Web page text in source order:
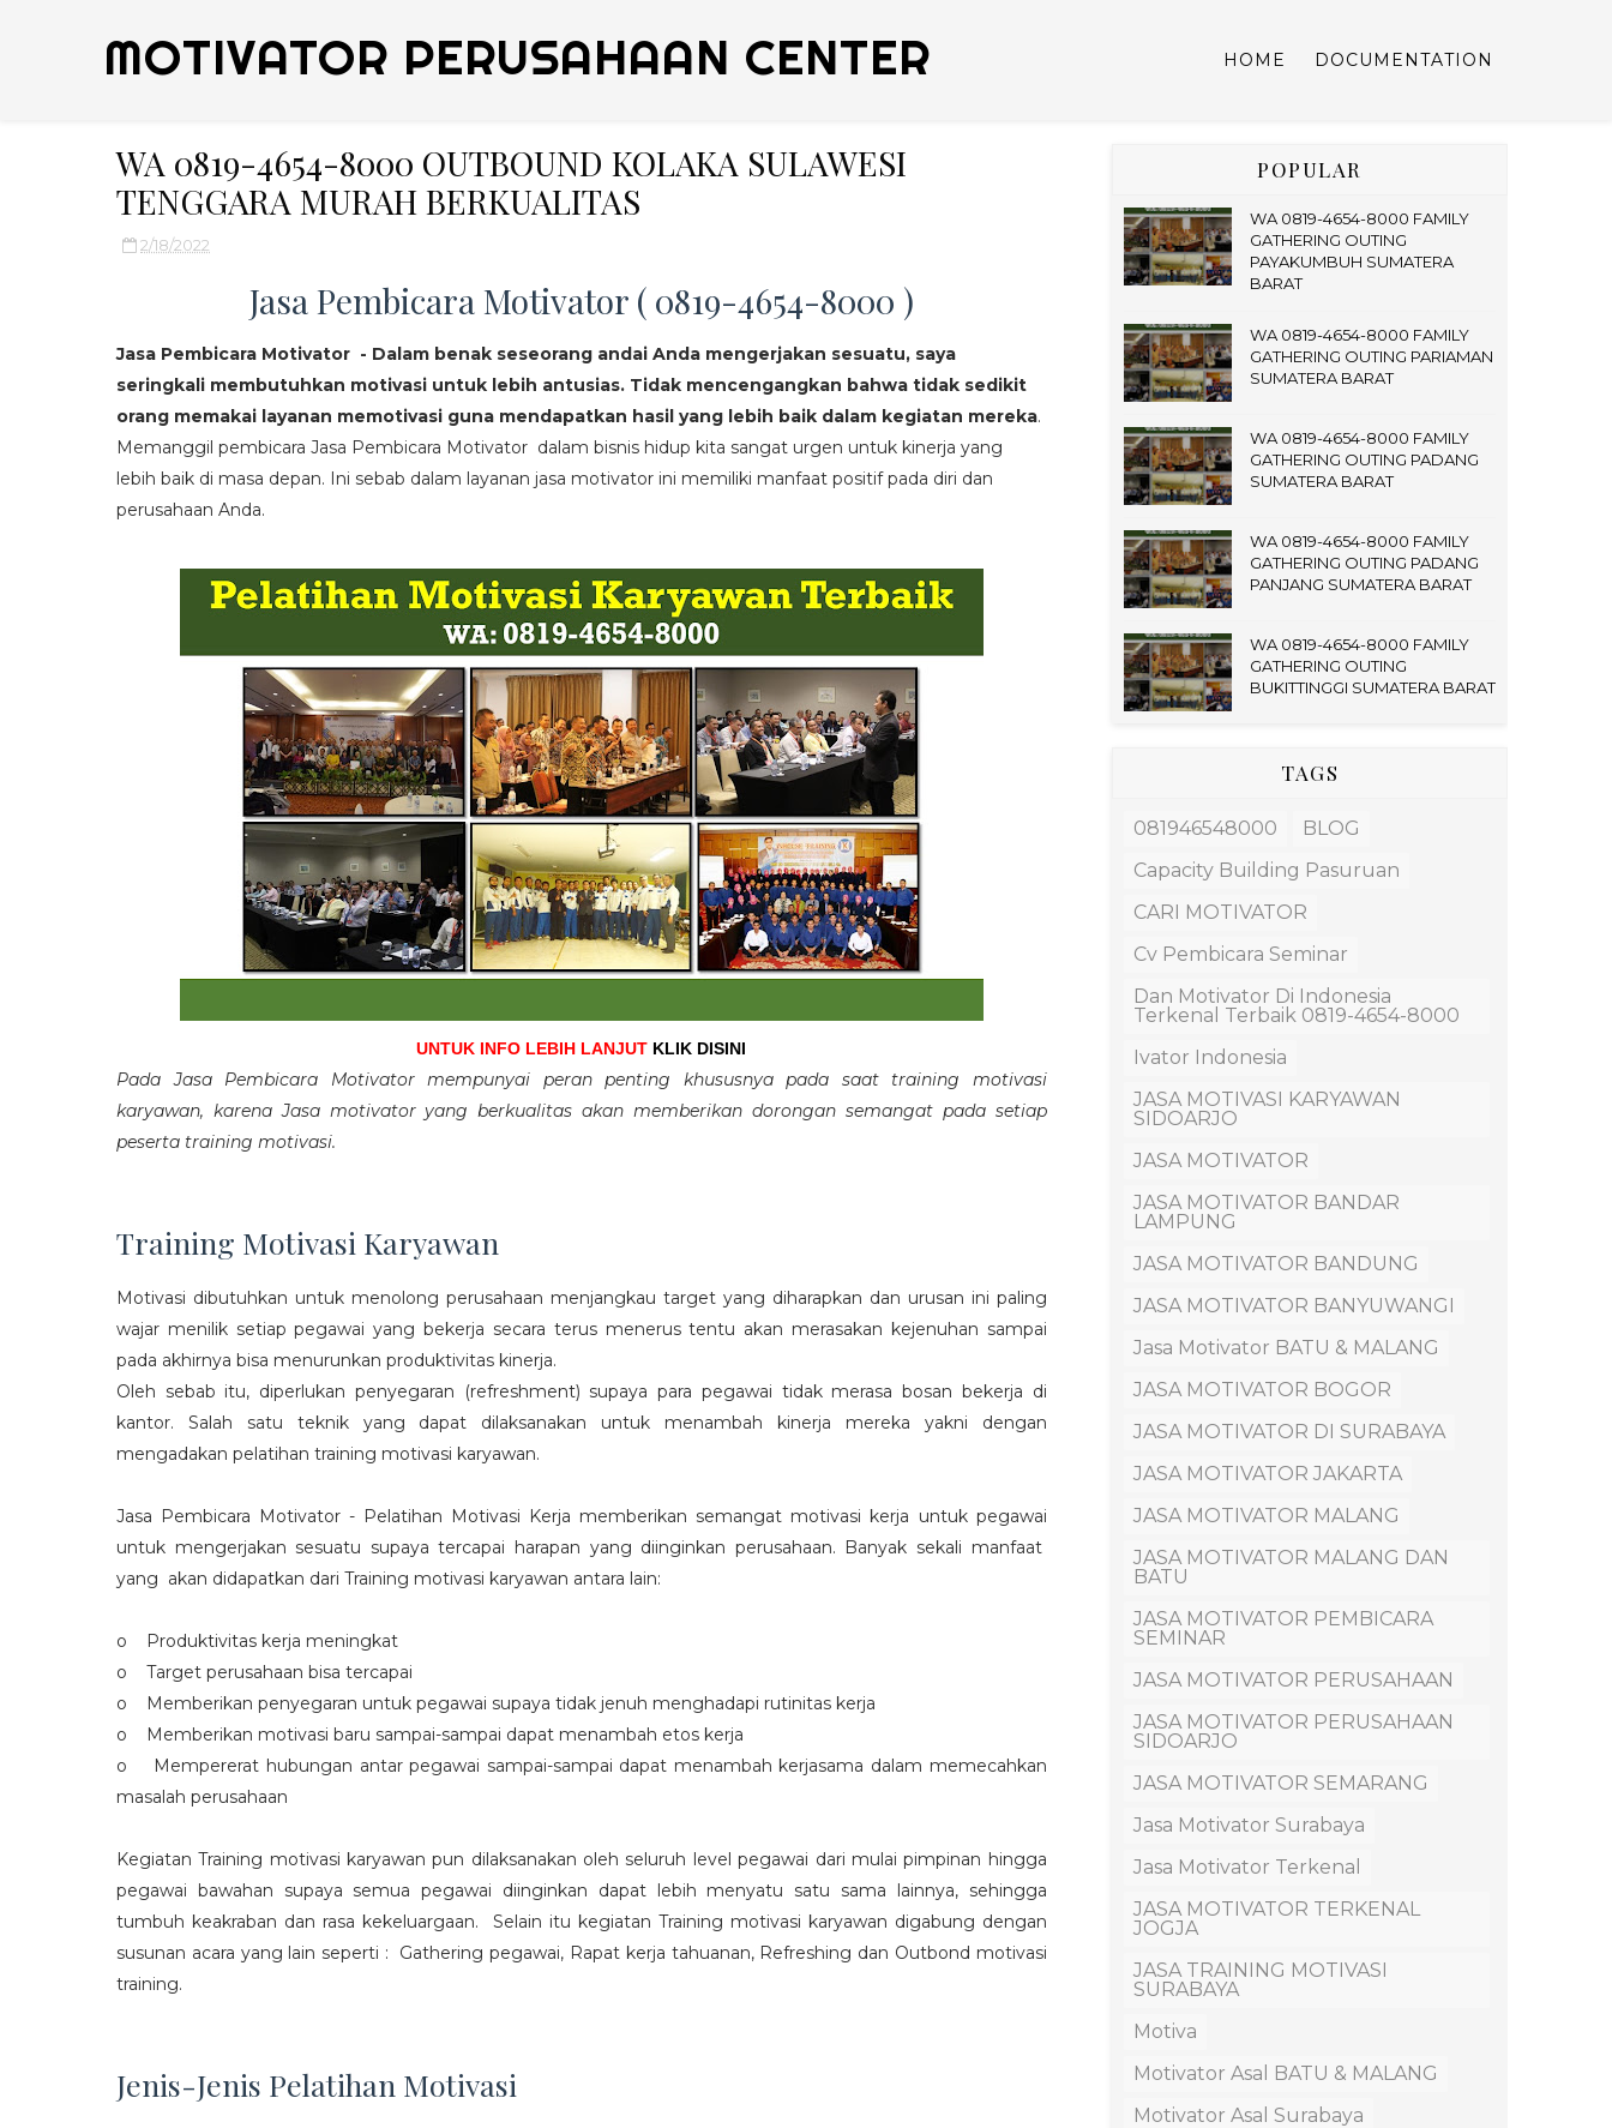
MOTIVATOR PERUSAHAAN CENTER HOME DOCUMENTATION
WA 0819-4654-8000 OUTBOUND KOLAKA SULAWESI
TENGGARA MURAH BERKUALITAS
2/18/2022
Jasa Pembicara Motivator ( 0819-4654-8000 )
Jasa Pembicara Motivator - Dalam benak seseorang andai Anda mengerjakan sesuatu, saya
seringkali membutuhkan motivasi untuk lebih antusias. Tidak mencengangkan bahwa tidak sedikit
orang memakai layanan memotivasi guna mendapatkan hasil yang lebih baik dalam kegiatan mereka.
Memanggil pembicara Jasa Pembicara Motivator dalam bisnis hidup kita sangat urgen untuk kinerja yang
lebih baik di masa depan. Ini sebab dalam layanan jasa motivator ini memiliki manfaat positif pada diri dan
perusahaan Anda.
UNTUK INFO LEBIH LANJUT KLIK DISINI
Pada Jasa Pembicara Motivator mempunyai peran penting khususnya pada saat training motivasi
karyawan, karena Jasa motivator yang berkualitas akan memberikan dorongan semangat pada setiap
peserta training motivasi.
Training Motivasi Karyawan
Motivasi dibutuhkan untuk menolong perusahaan menjangkau target yang diharapkan dan urusan ini paling
wajar menilik setiap pegawai yang bekerja secara terus menerus tentu akan merasakan kejenuhan sampai
pada akhirnya bisa menurunkan produktivitas kinerja.
Oleh sebab itu, diperlukan penyegaran (refreshment) supaya para pegawai tidak merasa bosan bekerja di
kantor. Salah satu teknik yang dapat dilaksanakan untuk menambah kinerja mereka yakni dengan
mengadakan pelatihan training motivasi karyawan.
Jasa Pembicara Motivator - Pelatihan Motivasi Kerja memberikan semangat motivasi kerja untuk pegawai
untuk mengerjakan sesuatu supaya tercapai harapan yang diinginkan perusahaan. Banyak sekali manfaat
yang akan didapatkan dari Training motivasi karyawan antara lain:
o Produktivitas kerja meningkat
o Target perusahaan bisa tercapai
o Memberikan penyegaran untuk pegawai supaya tidak jenuh menghadapi rutinitas kerja
o Memberikan motivasi baru sampai-sampai dapat menambah etos kerja
o Mempererat hubungan antar pegawai sampai-sampai dapat menambah kerjasama dalam memecahkan
masalah perusahaan
Kegiatan Training motivasi karyawan pun dilaksanakan oleh seluruh level pegawai dari mulai pimpinan hingga
pegawai bawahan supaya semua pegawai diinginkan dapat lebih menyatu satu sama lainnya, sehingga
tumbuh keakraban dan rasa kekeluargaan. Selain itu kegiatan Training motivasi karyawan digabung dengan
susunan acara yang lain seperti : Gathering pegawai, Rapat kerja tahuanan, Refreshing dan Outbond motivasi
training.
Jenis-Jenis Pelatihan Motivasi
POPULAR
WA 0819-4654-8000 FAMILY
GATHERING OUTING
PAYAKUMBUH SUMATERA
BARAT
WA 0819-4654-8000 FAMILY
GATHERING OUTING PARIAMAN
SUMATERA BARAT
WA 0819-4654-8000 FAMILY
GATHERING OUTING PADANG
SUMATERA BARAT
WA 0819-4654-8000 FAMILY
GATHERING OUTING PADANG
PANJANG SUMATERA BARAT
WA 0819-4654-8000 FAMILY
GATHERING OUTING
BUKITTINGGI SUMATERA BARAT
TAGS
081946548000
BLOG
Capacity Building Pasuruan
CARI MOTIVATOR
Cv Pembicara Seminar
Dan Motivator Di Indonesia
Terkenal Terbaik 0819-4654-8000
Ivator Indonesia
JASA MOTIVASI KARYAWAN
SIDOARJO
JASA MOTIVATOR
JASA MOTIVATOR BANDAR
LAMPUNG
JASA MOTIVATOR BANDUNG
JASA MOTIVATOR BANYUWANGI
Jasa Motivator BATU & MALANG
JASA MOTIVATOR BOGOR
JASA MOTIVATOR DI SURABAYA
JASA MOTIVATOR JAKARTA
JASA MOTIVATOR MALANG
JASA MOTIVATOR MALANG DAN
BATU
JASA MOTIVATOR PEMBICARA
SEMINAR
JASA MOTIVATOR PERUSAHAAN
JASA MOTIVATOR PERUSAHAAN
SIDOARJO
JASA MOTIVATOR SEMARANG
Jasa Motivator Surabaya
Jasa Motivator Terkenal
JASA MOTIVATOR TERKENAL
JOGJA
JASA TRAINING MOTIVASI
SURABAYA
Motiva
Motivator Asal BATU & MALANG
Motivator Asal Surabaya